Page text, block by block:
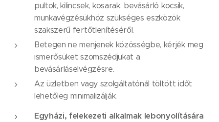
pultok, kilincsek, kosarak, bevásárló kocsik,
munkavégzésükhöz szükséges eszközök
szakszerű fertőtlenítéséről.
Betegen ne menjenek közösségbe, kérjék meg
ismerősüket szomszédjukat a
bevásárláselvégzésre.
Az üzletben vagy szolgáltatónál töltött időt
lehetőleg minimalizálják.
Egyházi, felekezeti alkalmak lebonyolítására